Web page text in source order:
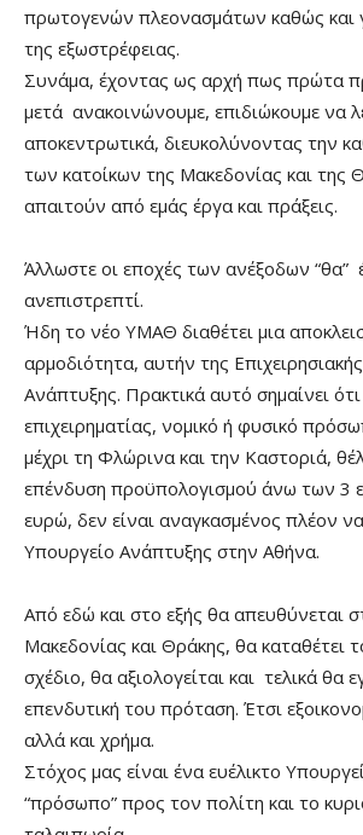
πρωτογενών πλεονασμάτων καθώς και
της εξωστρέφειας.
Συνάμα, έχοντας ως αρχή πως πρώτα
μετά ανακοινώνουμε, επιδιώκουμε να
αποκεντρωτικά, διευκολύνοντας την
των κατοίκων της Μακεδονίας και της
απαιτούν από εμάς έργα και πράξεις.
Άλλωστε οι εποχές των ανέξοδων “θα”
ανεπιστρεπτί.
Ήδη το νέο ΥΜΑΘ διαθέτει μια
αρμοδιότητα, αυτήν της
Ανάπτυξης. Πρακτικά αυτό σημαίνει
επιχειρηματίας, νομικό ή φυσικό
μέχρι τη Φλώρινα και την Καστοριά,
επένδυση προϋπολογισμού άνω των 3
ευρώ, δεν είναι αναγκασμένος πλέον
Υπουργείο Ανάπτυξης στην Αθήνα.
Από εδώ και στο εξής θα απευθύνεται
Μακεδονίας και Θράκης, θα καταθέτει
σχέδιο, θα αξιολογείται και τελικά θα
επενδυτική του πρόταση. Έτσι
αλλά και χρήμα.
Στόχος μας είναι ένα ευέλικτο
“πρόσωπο” προς τον πολίτη και το